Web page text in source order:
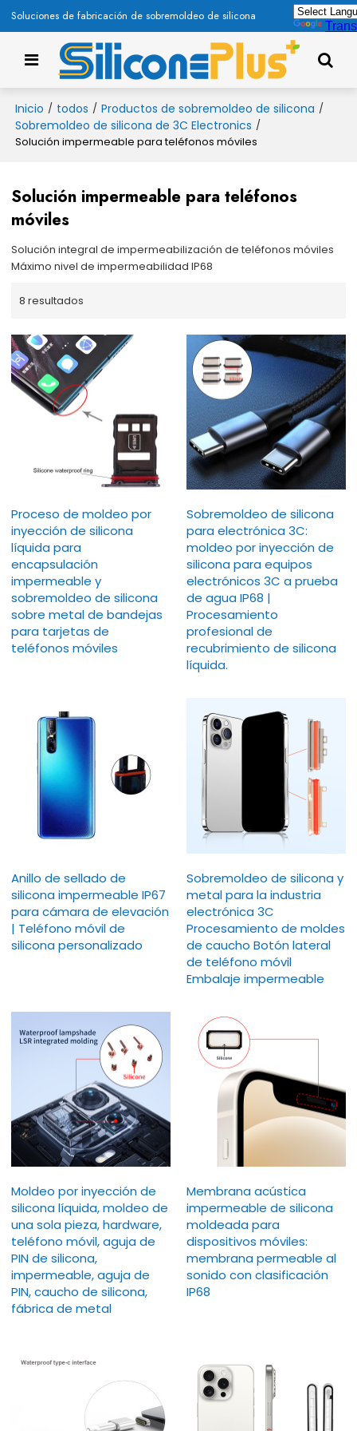
Soluciones de fabricación de sobremoldeo de silicona
Inicio / todos / Productos de sobremoldeo de silicona /
Sobremoldeo de silicona de 3C Electronics /
Solución impermeable para teléfonos móviles
Solución impermeable para teléfonos
móviles
Solución integral de impermeabilización de teléfonos móviles
Máximo nivel de impermeabilidad IP68
8 resultados
Proceso de moldeo por
inyección de silicona
líquida para
encapsulación
impermeable y
sobremoldeo de silicona
sobre metal de bandejas
para tarjetas de
teléfonos móviles
Sobremoldeo de silicona
para electrónica 3C:
moldeo por inyección de
silicona para equipos
electrónicos 3C a prueba
de agua IP68 |
Procesamiento
profesional de
recubrimiento de silicona
líquida.
Anillo de sellado de
silicona impermeable IP67
para cámara de elevación
| Teléfono móvil de
silicona personalizado
Sobremoldeo de silicona y
metal para la industria
electrónica 3C
Procesamiento de moldes
de caucho Botón lateral
de teléfono móvil
Embalaje impermeable
Moldeo por inyección de
silicona líquida, moldeo de
una sola pieza, hardware,
teléfono móvil, aguja de
PIN de silicona,
impermeable, aguja de
PIN, caucho de silicona,
fábrica de metal
Membrana acústica
impermeable de silicona
moldeada para
dispositivos móviles:
membrana permeable al
sonido con clasificación
IP68